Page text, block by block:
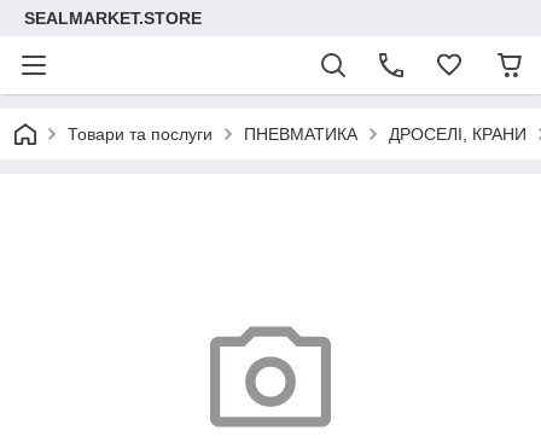
SEALMARKET.STORE
Товари та послуги ПНЕВМАТИКА ДРОСЕЛІ, КРАНИ